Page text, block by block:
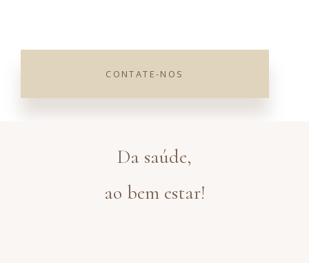
CONTATE-NOS
Da saúde,
ao bem estar!